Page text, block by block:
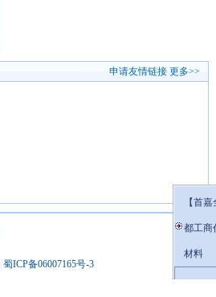
申请友情链接 更多>>
蜀ICP备06007165号-3
【首
都工商
材料